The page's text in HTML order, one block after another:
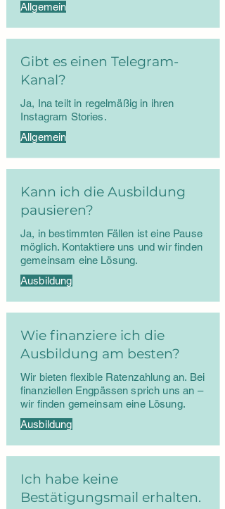
Allgemein
Gibt es einen Telegram-
Kanal?
Ja, Ina teilt in regelmäßig in ihren
Instagram Stories.
Allgemein
Kann ich die Ausbildung
pausieren?
Ja, in bestimmten Fällen ist eine Pause
möglich. Kontaktiere uns und wir finden
gemeinsam eine Lösung.
Ausbildung
Wie finanziere ich die
Ausbildung am besten?
Wir bieten flexible Ratenzahlung an. Bei
finanziellen Engpässen sprich uns an –
wir finden gemeinsam eine Lösung.
Ausbildung
Ich habe keine
Bestätigungsmail erhalten.